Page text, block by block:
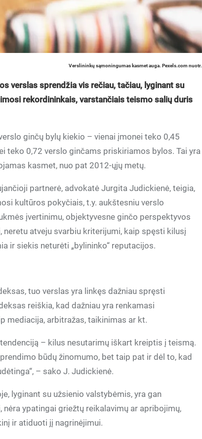
Verslininkų sąmoningumas kasmet auga. Pexels.com nuotr.
verslas sprendžia vis rečiau, tačiau, lyginant su
rekordininkais, varstančiais teismo salių duris
ginčų bylų kiekio – vienai įmonei teko 0,45
teko 0,72 verslo ginčams priskiriamos bylos. Tai yra
kasmet, nuo pat 2012-ųjų metų.
partnerė, advokatė Jurgita Judickienė, teigia,
kultūros pokyčiais, t.y. aukštesniu verslo
įvertinimu, objektyvesne ginčo perspektyvos
atveju svarbiu kriterijumi, kaip spęsti kilusį
ir siekis neturėti „bylininko“ reputacijos.
tuo verslas yra linkęs dažniau spręsti
reiškia, kad dažniau yra renkamasi
mediacija, arbitražas, taikinimas ar kt.
– kilus nesutarimų iškart kreiptis į teismą.
būdų žinomumo, bet taip pat ir dėl to, kad
– sako J. Judickienė.
lyginant su užsienio valstybėmis, yra gan
ypatingai griežtų reikalavimų ar apribojimų,
ir atiduoti jį nagrinėjimui.